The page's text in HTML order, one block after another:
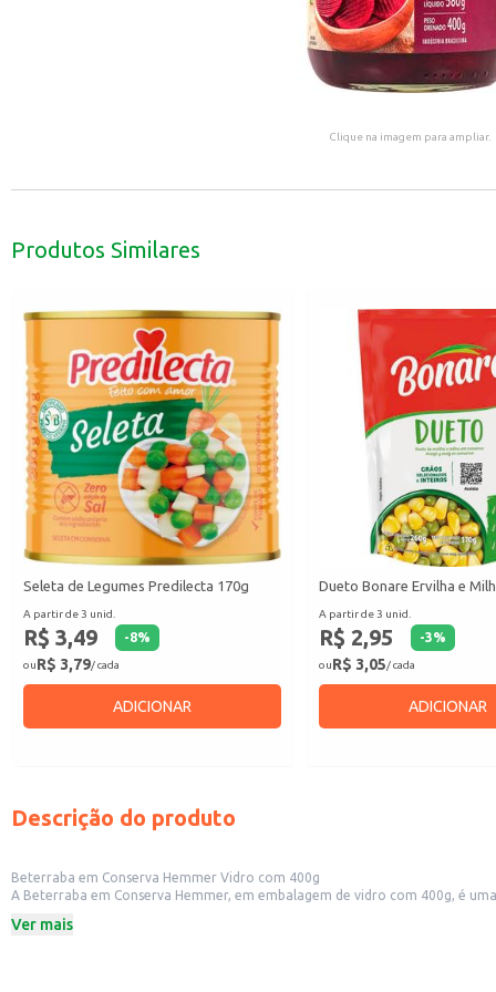
Clique na imagem para ampliar.
Produtos Similares
Seleta de Legumes Predilecta 170g
A partir de 3 unid.
R$ 3,49 -8%
ouR$ 3,79/ cada
ADICIONAR
Dueto Bonare Ervilha e
A partir de 3 unid.
R$ 2,95 -3%
ouR$ 3,05/ cada
ADICIONAR
Descrição do produto
Beterraba em Conserva Hemmer Vidro com 400g
A Beterraba em Conserva Hemmer, em embalagem de vidro com 400g, é
Embalagem de vidro de 400g.
Ver mais